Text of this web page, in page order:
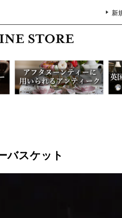
新
バスケット